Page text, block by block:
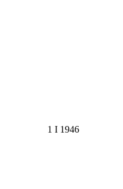
1 I 1946